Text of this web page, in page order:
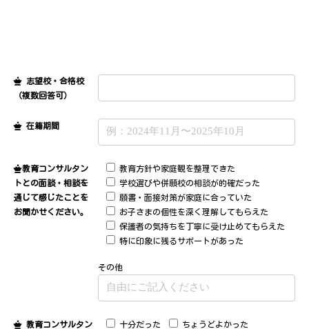
志望校・合格校
（複数回答可）
在籍期間
教育コンサルタン
トとの面談・相談を
通じて感じたことを
お聞かせください。
教育方針や家庭観を整理できた
学校選びや併願校の相談が的確だった
願書・面接対策が家庭に合っていた
お子さまの個性を深く理解してもらえた
保護者の気持ちを丁寧に受け止めてもらえた
特に印象に残るサポートがあった
その他
教育コンサルタン
十分だった
ちょうどよかった